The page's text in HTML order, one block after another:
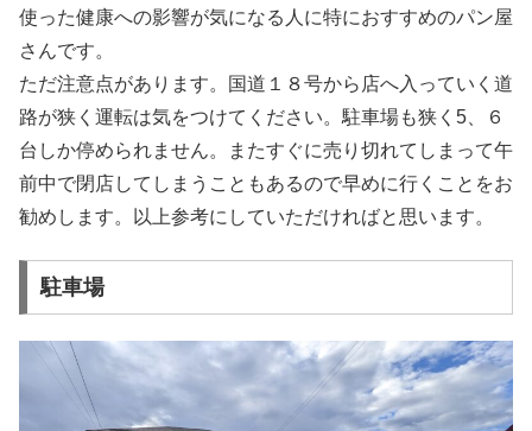
使った健康への影響が気になる人に特におすすめのパン屋
さんです。
ただ注意点があります。国道１８号から店へ入っていく道
路が狭く運転は気をつけてください。駐車場も狭く5、６
台しか停められません。またすぐに売り切れてしまって午
前中で閉店してしまうこともあるので早めに行くことをお
勧めします。以上参考にしていただければと思います。
駐車場